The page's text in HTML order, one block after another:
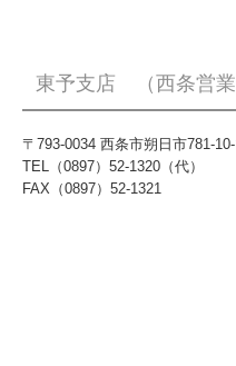
東予支店 （西条営業
〒793-0034 西条市朔日市781-
TEL（0897）52-1320（代）
FAX（0897）52-1321